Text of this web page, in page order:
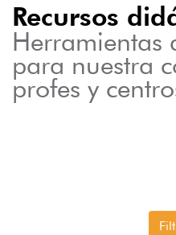
Recursos
Herramientas
para nuestra
profes y